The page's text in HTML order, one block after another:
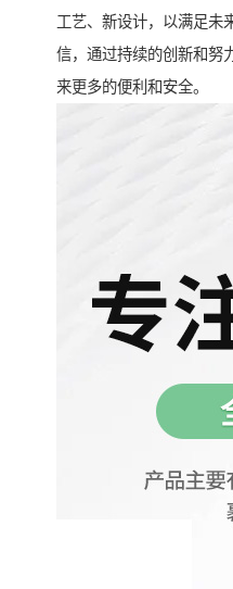
工艺、新设计，以满足未
信，通过持续的创新和努
来更多的便利和安全。